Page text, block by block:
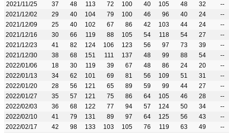
2021/11/25
37 48 113 72 100 40 105 48 32
--
2021/12/02
29 40 104 79 100 46 96 40 24
--
2021/12/09
25 40 102 67 86 42 103 44 24
--
2021/12/16
30 66 119 88 105 54 118 54 27
--
2021/12/23
41 82 124 106 123 56 97 73 39
--
2021/12/30
38 68 151 111 137 48 99 88 54
--
2022/01/06
18 30 119 39 67 48 86 24 20
--
2022/01/13
34 62 101 69 81 56 109 51 31
--
2022/01/20
28 56 121 65 89 59 99 44 27
--
2022/01/27
35 57 121 75 86 64 105 46 28
--
2022/02/03
36 68 122 77 94 57 124 50 34
--
2022/02/10
41 79 131 89 97 64 125 56 43
--
2022/02/17
42 98 133 103 105 76 119 63 49
--